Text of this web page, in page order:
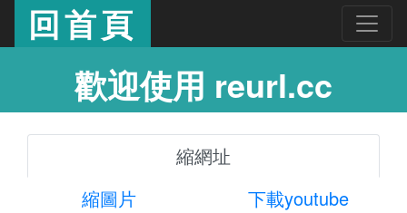
回首頁
歡迎使用 reurl.cc
縮網址
縮圖片
下載youtube